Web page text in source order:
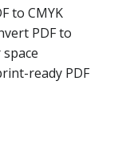
to CMYK
PDF to
space
ready PDF